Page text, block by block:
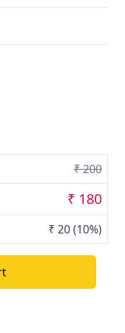
₹ 200
₹ 180
₹ 20(10%)